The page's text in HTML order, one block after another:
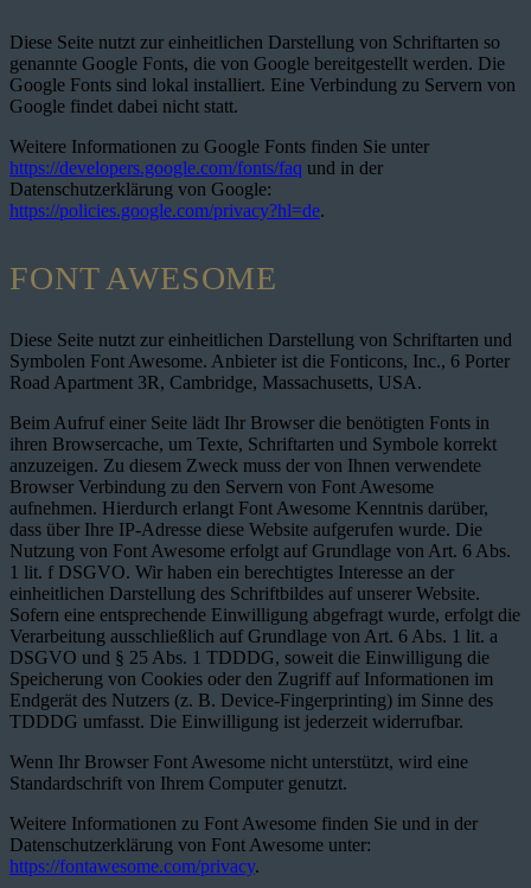
Diese Seite nutzt zur einheitlichen Darstellung von Schriftarten so
genannte Google Fonts, die von Google bereitgestellt werden. Die
Google Fonts sind lokal installiert. Eine Verbindung zu Servern von
Google findet dabei nicht statt.
Weitere Informationen zu Google Fonts finden Sie unter
https://developers.google.com/fonts/faq und in der
Datenschutzerklärung von Google:
https://policies.google.com/privacy?hl=de.
FONT AWESOME
Diese Seite nutzt zur einheitlichen Darstellung von Schriftarten und
Symbolen Font Awesome. Anbieter ist die Fonticons, Inc., 6 Porter
Road Apartment 3R, Cambridge, Massachusetts, USA.
Beim Aufruf einer Seite lädt Ihr Browser die benötigten Fonts in
ihren Browsercache, um Texte, Schriftarten und Symbole korrekt
anzuzeigen. Zu diesem Zweck muss der von Ihnen verwendete
Browser Verbindung zu den Servern von Font Awesome
aufnehmen. Hierdurch erlangt Font Awesome Kenntnis darüber,
dass über Ihre IP-Adresse diese Website aufgerufen wurde. Die
Nutzung von Font Awesome erfolgt auf Grundlage von Art. 6 Abs.
1 lit. f DSGVO. Wir haben ein berechtigtes Interesse an der
einheitlichen Darstellung des Schriftbildes auf unserer Website.
Sofern eine entsprechende Einwilligung abgefragt wurde, erfolgt die
Verarbeitung ausschließlich auf Grundlage von Art. 6 Abs. 1 lit. a
DSGVO und § 25 Abs. 1 TDDDG, soweit die Einwilligung die
Speicherung von Cookies oder den Zugriff auf Informationen im
Endgerät des Nutzers (z. B. Device-Fingerprinting) im Sinne des
TDDDG umfasst. Die Einwilligung ist jederzeit widerrufbar.
Wenn Ihr Browser Font Awesome nicht unterstützt, wird eine
Standardschrift von Ihrem Computer genutzt.
Weitere Informationen zu Font Awesome finden Sie und in der
Datenschutzerklärung von Font Awesome unter:
https://fontawesome.com/privacy.